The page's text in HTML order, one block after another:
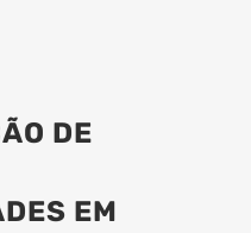
DE
EM